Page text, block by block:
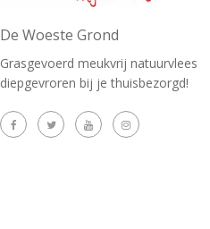
De Woeste Grond
Grasgevoerd meukvrij natuurvlees
diepgevroren bij je thuisbezorgd!